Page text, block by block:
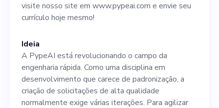
desenvolvimento completo,
proficiência em linguagens
como Python, Java e
Javascript, familiarização
com LLMs e capacidade de
trabalhar em um ambiente
visite nosso site em www.pypeai.com e envie seu
currículo hoje mesmo!
Ideia
A PypeAI está revolucionando o campo da
engenharia rápida. Como uma disciplina em
desenvolvimento que carece de padronização, a
criação de solicitações de alta qualidade
normalmente exige várias iterações. Para agilizar